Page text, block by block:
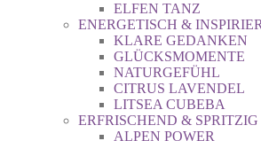
ELFEN TANZ
ENERGETISCH &
KLARE GEDANKEN
GLÜCKSMOMENTE
NATURGEFÜHL
CITRUS LAVENDEL
LITSEA CUBEBA
ERFRISCHEND & SPRITZIG
ALPEN POWER